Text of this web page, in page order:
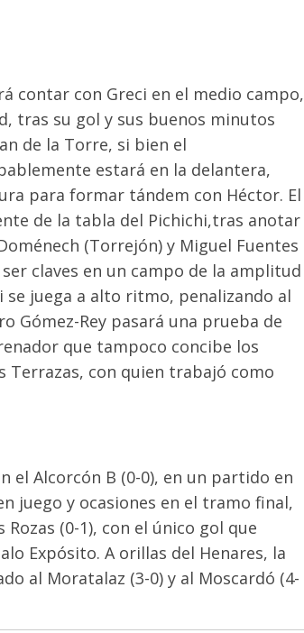
contar con Greci en el medio campo,
tras su gol y sus buenos minutos
de la Torre, si bien el
estará en la delantera,
para formar tándem con Héctor. El
de la tabla del Pichichi,tras anotar
(Torrejón) y Miguel Fuentes
claves en un campo de la amplitud
se juega a alto ritmo, penalizando al
Gómez-Rey pasará una prueba de
que tampoco concibe los
Terrazas, con quien trabajó como
el Alcorcón B (0-0), en un partido en
juego y ocasiones en el tramo final,
(0-1), con el único gol que
Expósito. A orillas del Henares, la
al Moratalaz (3-0) y al Moscardó (4-